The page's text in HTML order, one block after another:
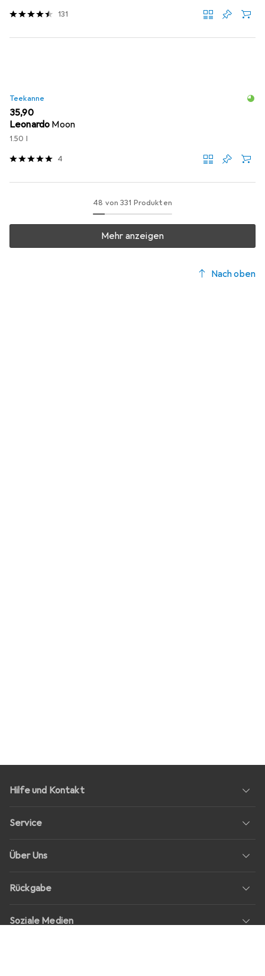
131
Teekanne
EUR
35,90
Leonardo Moon
1.50 l
4
48 von 331 Produkten
Mehr anzeigen
Nach oben
Hilfe und Kontakt
Service
Über Uns
Rückgabe
Soziale Medien